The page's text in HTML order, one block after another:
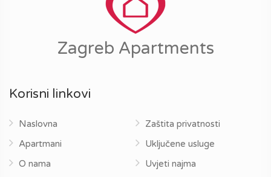
Zagreb Apartments
Korisni linkovi
Naslovna
Apartmani
O nama
Zaštita privatnosti
Uključene usluge
Uvjeti najma